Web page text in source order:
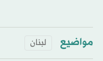
مواضيع لبنان